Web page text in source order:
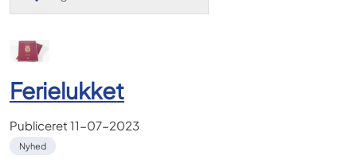
Ferielukket
Publiceret 11-07-2023
Nyhed